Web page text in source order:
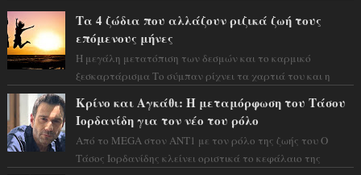
Τα 4 ζώδια που αλλάζουν ριζικά ζωή τους
επόμενους μήνες
Η μεγάλη μετατόπιση των δεσμών και το καρμικό
ξεσκαρτάρισμα Το σύμπαν ρίχνει τα χαρτιά του και η
Κρίνο και Αγκάθι: Η μεταμόρφωση του Τάσου
Ιορδανίδη για τον νέο του ρόλο
Από το MEGA στον ΑΝΤ1 με τον ρόλο της ζωής του Ο
Τάσος Ιορδανίδης κλείνει οριστικά το κεφάλαιο της